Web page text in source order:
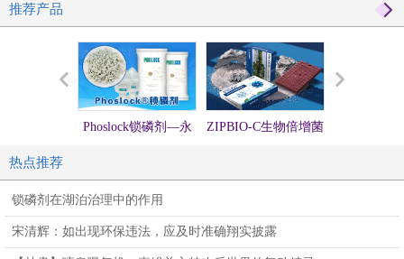
推荐产品
Phoslock锁磷剂—永 ZIPBIO-C生物倍增菌
热点推荐
锁磷剂在湖泊治理中的作用
宋清辉：如出现环保违法，应及时准确翔实披露